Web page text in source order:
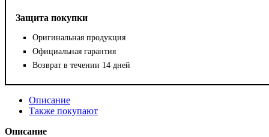
Защита покупки
Оригинальная продукция
Официальная гарантия
Возврат в течении 14 дней
Описание
Также покупают
Описание